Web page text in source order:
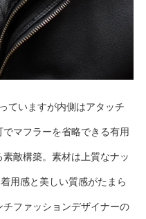
ていますが内側はアタッチ
マフラーを省略できる有用
敵構築。素材は上質なナッ
用感と美しい質感がたまら
ファッションデザイナーの